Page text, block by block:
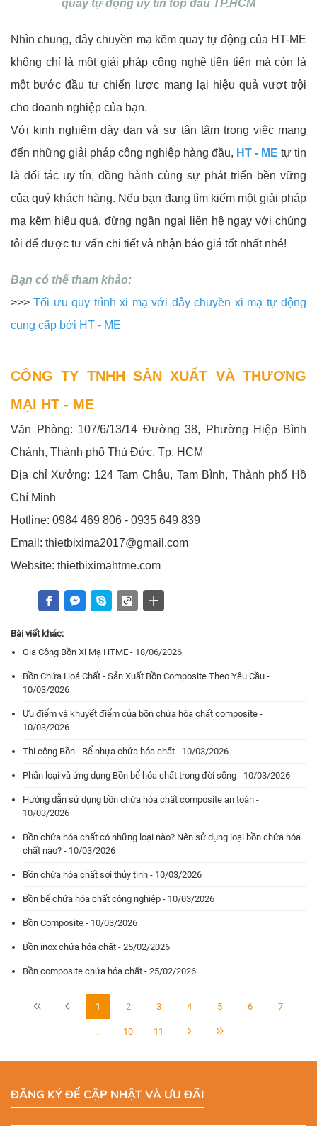
quay tự động uy tín top đầu TP.HCM
Nhìn chung, dây chuyền mạ kẽm quay tự động của HT-ME
không chỉ là một giải pháp công nghệ tiên tiến mà còn là
một bước đầu tư chiến lược mang lại hiệu quả vượt trội
cho doanh nghiệp của bạn.
Với kinh nghiệm dày dạn và sự tận tâm trong việc mang
đến những giải pháp công nghiệp hàng đầu, HT - ME tự tin
là đối tác uy tín, đồng hành cùng sự phát triển bền vững
của quý khách hàng. Nếu bạn đang tìm kiếm một giải pháp
mạ kẽm hiệu quả, đừng ngần ngại liên hệ ngay với chúng
tôi để được tư vấn chi tiết và nhận báo giá tốt nhất nhé!
Bạn có thể tham khảo:
>>>Tối ưu quy trình xi mạ với dây chuyền xi mạ tự động
cung cấp bởi HT - ME
CÔNG TY TNHH SẢN XUẤT VÀ THƯƠNG
MẠI HT - ME
Văn Phòng: 107/6/13/14 Đường 38, Phường Hiệp Bình
Chánh, Thành phố Thủ Đức, Tp. HCM
Địa chỉ Xưởng: 124 Tam Châu, Tam Bình, Thành phố Hồ
Chí Minh
Hotline: 0984 469 806 - 0935 649 839
Email: thietbixima2017@gmail.com
Website: thietbiximahtme.com
Bài viết khác:
Gia Công Bồn Xi Mạ HTME - 18/06/2026
Bồn Chứa Hoá Chất - Sản Xuất Bồn Composite Theo Yêu Cầu -
10/03/2026
Ưu điểm và khuyết điểm của bồn chứa hóa chất composite -
10/03/2026
Thi công Bồn - Bể nhựa chứa hóa chất - 10/03/2026
Phân loại và ứng dụng Bồn bể hóa chất trong đời sống - 10/03/2026
Hướng dẫn sử dụng bồn chứa hóa chất composite an toàn -
10/03/2026
Bồn chứa hóa chất có những loại nào? Nên sử dụng loại bồn chứa hóa
chất nào? - 10/03/2026
Bồn chứa hóa chất sợi thủy tinh - 10/03/2026
Bồn bể chứa hóa chất công nghiệp - 10/03/2026
Bồn Composite - 10/03/2026
Bồn inox chứa hóa chất - 25/02/2026
Bồn composite chứa hóa chất - 25/02/2026
1 2 3 4 5 6 7
... 10 11
ĐĂNG KÝ ĐỂ CẬP NHẬT VÀ ƯU ĐÃI